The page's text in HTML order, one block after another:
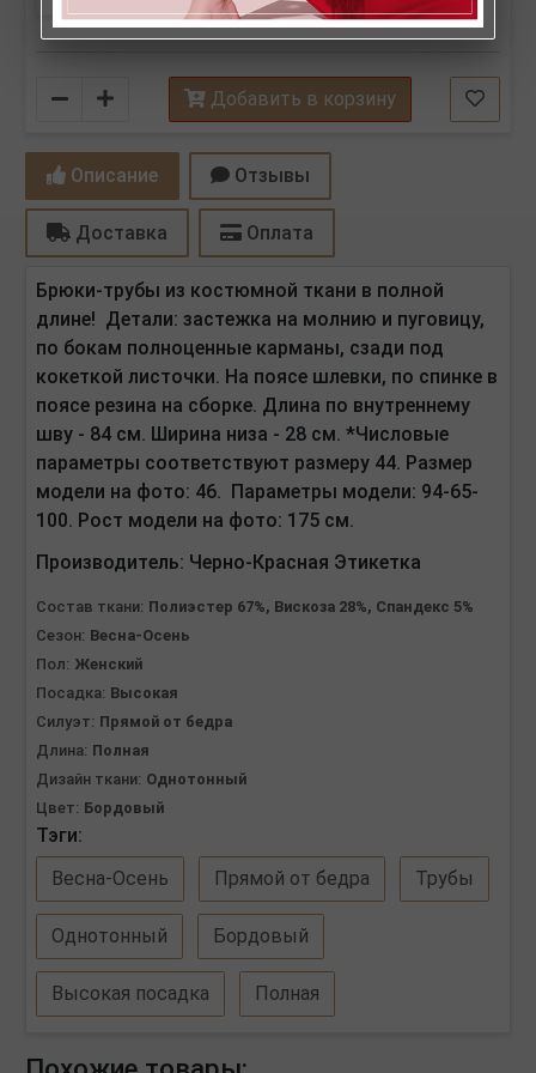
Количество Добавить в корзину
Описание Отзывы
Доставка Оплата
Брюки-трубы из костюмной ткани в полной
длине! Детали: застежка на молнию и пуговицу,
по бокам полноценные карманы, сзади под
кокеткой листочки. На поясе шлевки, по спинке в
поясе резина на сборке. Длина по внутреннему
шву - 84 см. Ширина низа - 28 см. *Числовые
параметры соответствуют размеру 44. Размер
модели на фото: 46. Параметры модели: 94-65-
100. Рост модели на фото: 175 см.
Производитель: Черно-Красная Этикетка
Состав ткани: Полиэстер 67%, Вискоза 28%, Спандекс 5%
Сезон: Весна-Осень
Пол: Женский
Посадка: Высокая
Силуэт: Прямой от бедра
Длина: Полная
Дизайн ткани: Однотонный
Цвет: Бордовый
Тэги:
Весна-Осень
Прямой от бедра Трубы
Однотонный Бордовый
Высокая посадка Полная